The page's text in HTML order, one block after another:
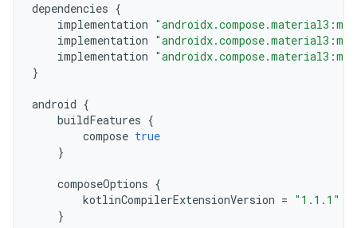
dependencies {
implementation
implementation
implementation
}
android {
buildFeatures {
compose true
}
composeOptions {
kotlinCompilerExtensionVersion = "1.1.1"
}